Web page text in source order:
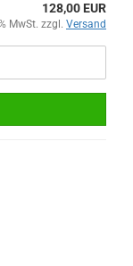
128,00 EUR
MwSt. zzgl. Versand